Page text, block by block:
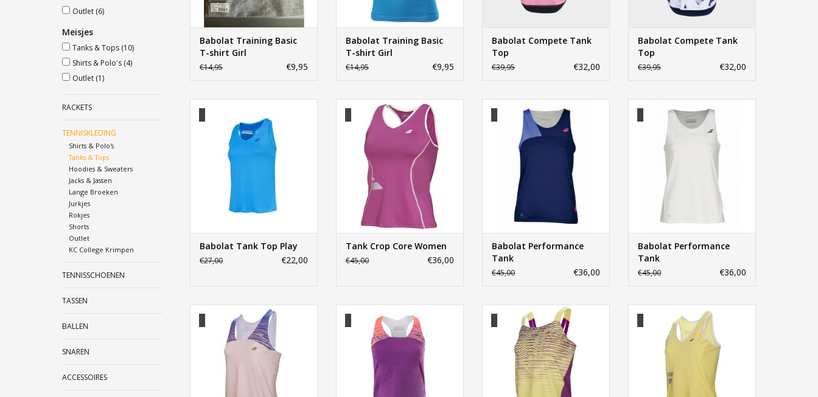
Outlet (6)
Meisjes
Tanks & Tops (10)
Shirts & Polo's (4)
Outlet (1)
RACKETS
TENNISKLEDING
Shirts & Polo's
Tanks & Tops
Hoodies & Sweaters
Jacks & Jassen
Lange Broeken
Jurkjes
Rokjes
Shorts
Outlet
KC College Krimpen
TENNISSCHOENEN
TASSEN
BALLEN
SNAREN
ACCESSOIRES
Babolat Training Basic
T-shirt Girl
€14,95 €9,95
Babolat Training Basic
T-shirt Girl
€14,95 €9,95
Babolat Compete Tank
Top
€39,95 €32,00
Babolat Compete Tank
Top
€39,95 €32,00
TOEVOEGEN AAN WINKELWAGEN
Babolat Tank Top Play
€27,00 €22,00
Tank Crop Core Women
TOEVOEGEN AAN WINKELWAGEN
Tank Crop Core Women
€45,00 €36,00
TOEVOEGEN AAN WINKELWAGEN
Babolat Performance
Tank
€45,00 €36,00
TOEVOEGEN AAN WINKELWAGEN
Babolat Performance
Tank
€45,00 €36,00
Babolat Performance Raceback
TOEVOEGEN AAN WINKELWAGEN
TOEVOEGEN AAN WINKELWAGEN
Babolat Performance Tank Top
TOEVOEGEN AAN WINKELWAGEN
Babolat Core Crop Top
TOEVOEGEN AAN WINKELWAGEN